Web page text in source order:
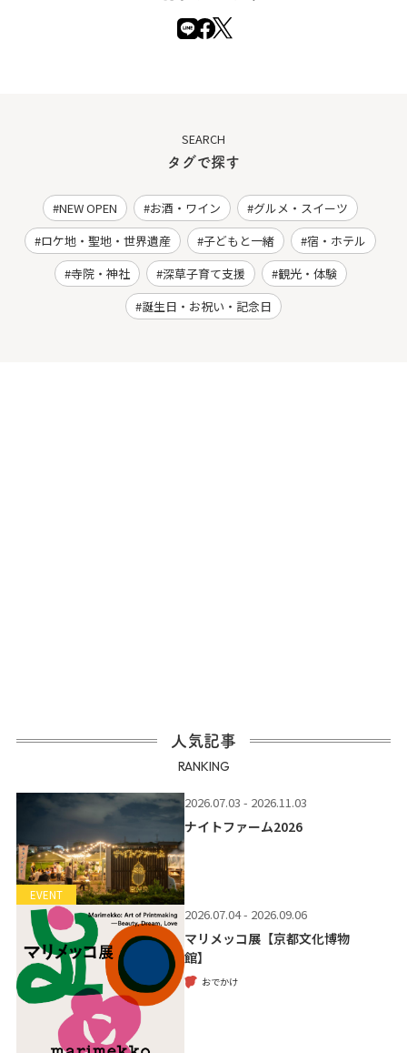
SEARCH
タグで探す
NEW OPEN お酒・ワイン
グルメ・スイーツ
ロケ地・聖地・世界遺産
子どもと一緒
宿・ホテル
寺院・神社
深草子育て支援
観光・体験
誕生日・お祝い・記念日
人気記事
RANKING
EVENT
2026.07.03 - 2026.11.03
ナイトファーム2026
2026.07.04 - 2026.09.06
マリメッコ展【京都文化博物
館】
おでかけ